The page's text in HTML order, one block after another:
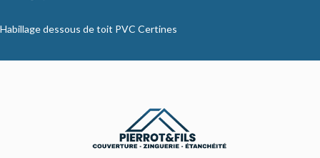
Habillage dessous de toit PVC Certines